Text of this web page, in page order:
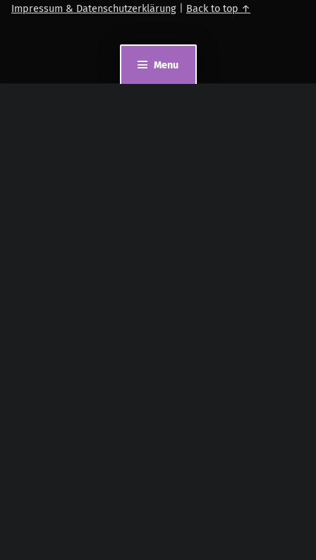
Menu
Impressum & Datenschutzerklärung
Back to top ↑